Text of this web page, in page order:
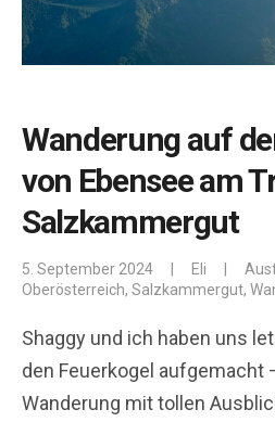
Wanderung auf
von Ebensee am
Salzkammergut
5. September 2024 Eli
Oberösterreich, Salzkammergut,
Shaggy und ich haben uns
den Feuerkogel aufgemacht
Wanderung mit tollen